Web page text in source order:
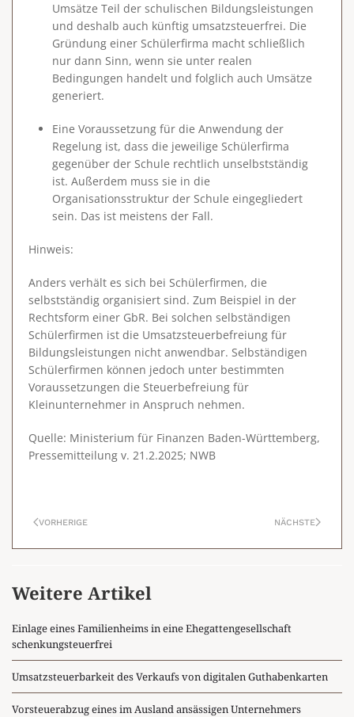
Umsätze Teil der schulischen Bildungsleistungen
und deshalb auch künftig umsatzsteuerfrei. Die
Gründung einer Schülerfirma macht schließlich
nur dann Sinn, wenn sie unter realen
Bedingungen handelt und folglich auch Umsätze
generiert.
Eine Voraussetzung für die Anwendung der
Regelung ist, dass die jeweilige Schülerfirma
gegenüber der Schule rechtlich unselbstständig
ist. Außerdem muss sie in die
Organisationsstruktur der Schule eingegliedert
sein. Das ist meistens der Fall.
Hinweis:
Anders verhält es sich bei Schülerfirmen, die
selbstständig organisiert sind. Zum Beispiel in der
Rechtsform einer GbR. Bei solchen selbständigen
Schülerfirmen ist die Umsatzsteuerbefreiung für
Bildungsleistungen nicht anwendbar. Selbständigen
Schülerfirmen können jedoch unter bestimmten
Voraussetzungen die Steuerbefreiung für
Kleinunternehmer in Anspruch nehmen.
Quelle: Ministerium für Finanzen Baden-Württemberg,
Pressemitteilung v. 21.2.2025; NWB
VORHERIGE NÄCHSTE
Weitere Artikel
Einlage eines Familienheims in eine Ehegattengesellschaft
schenkungsteuerfrei
Umsatzsteuerbarkeit des Verkaufs von digitalen Guthabenkarten
Vorsteuerabzug eines im Ausland ansässigen Unternehmers